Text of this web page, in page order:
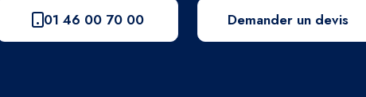
01 46 00 70 00 Demander un devis